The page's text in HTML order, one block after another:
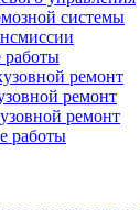
системы
работы
ремонт
ремонт
ремонт
работы